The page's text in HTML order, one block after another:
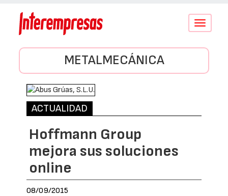
Conmutar
METALMECÁNICA
ACTUALIDAD
Hoffmann Group
mejora sus soluciones
online
08/09/2015